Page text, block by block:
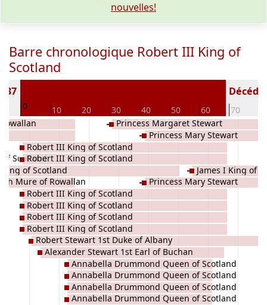
nouvelles!
Barre chronologique Robert III King of
Scotland
0 10 20 30 40 50 60 70
Scotland
of Scotland
Mure of Rowallan
Robert III King of Scotland
Robert III King of Scotland
Robert III King of Scotland
Robert III King of Scotland
Robert III King of Scotland
Robert III King of Scotland
Robert Stewart 1st Duke of Albany
Alexander Stewart 1st Earl of Buchan
Annabella Drummond Queen of Scotland
Annabella Drummond Queen of Scotland
Annabella Drummond Queen of Scotland
Annabella Drummond Queen of Scotland
Princess Margaret Stewart
Princess Mary Stewart
Princess Mary Stewart
James I King of